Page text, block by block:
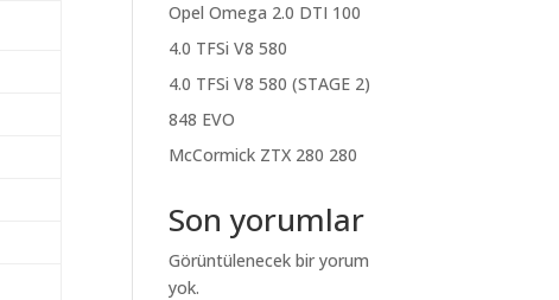
Opel Omega 2.0 DTI 100
4.0 TFSi V8 580
4.0 TFSi V8 580 (STAGE 2)
848 EVO
McCormick ZTX 280 280
Son yorumlar
Görüntülenecek bir yorum
yok.